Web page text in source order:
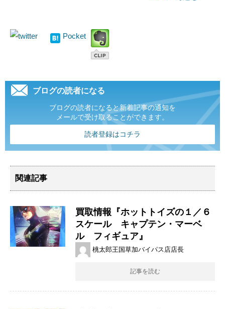
Pocket
ブログの読者になる
ブログの読者になると新着記事の通知を
メールで受け取ることができます。
読者登録はコチラ
関連記事
買取情報『ホットトイズの１／６
スケール キャプテン・マーベ
ル フィギュア』
桃太郎王国草加バイパス店店長
記事を読む